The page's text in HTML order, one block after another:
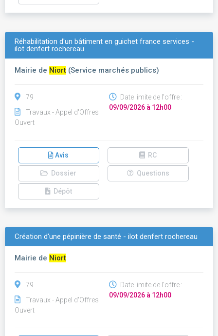
Réhabilitation d'un bâtiment en guichet france services -
ilot denfert rochereau
Mairie de Niort (Service marchés publics)
79
Travaux - Appel d'Offres
Ouvert
Date limite de l'offre :
09/09/2026 à 12h00
Avis RC
Dossier Questions
Dépôt
Création d'une pépinière de santé - ilot denfert rochereau
Mairie de Niort
79
Travaux - Appel d'Offres
Ouvert
Date limite de l'offre :
09/09/2026 à 12h00